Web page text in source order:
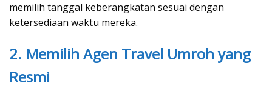
memilih tanggal keberangkatan sesuai dengan
ketersediaan waktu mereka.
2. Memilih Agen Travel Umroh yang
Resmi